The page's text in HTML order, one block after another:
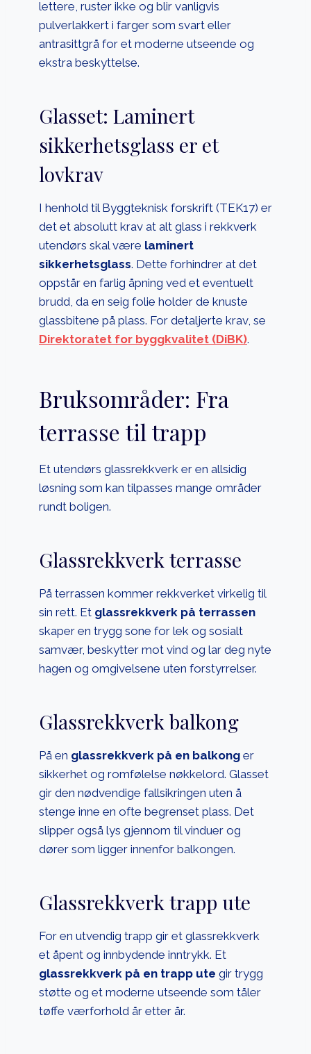
lettere, ruster ikke og blir vanligvis
pulverlakkert i farger som svart eller
antrasittgrå for et moderne utseende og
ekstra beskyttelse.
Glasset: Laminert
sikkerhetsglass er et
lovkrav
I henhold til Byggteknisk forskrift (TEK17) er
det et absolutt krav at alt glass i rekkverk
utendørs skal være laminert
sikkerhetsglass. Dette forhindrer at det
oppstår en farlig åpning ved et eventuelt
brudd, da en seig folie holder de knuste
glassbitene på plass. For detaljerte krav, se
Direktoratet for byggkvalitet (DiBK).
Bruksområder: Fra
terrasse til trapp
Et utendørs glassrekkverk er en allsidig
løsning som kan tilpasses mange områder
rundt boligen.
Glassrekkverk terrasse
På terrassen kommer rekkverket virkelig til
sin rett. Et glassrekkverk på terrassen
skaper en trygg sone for lek og sosialt
samvær, beskytter mot vind og lar deg nyte
hagen og omgivelsene uten forstyrrelser.
Glassrekkverk balkong
På en glassrekkverk på en balkong er
sikkerhet og romfølelse nøkkelord. Glasset
gir den nødvendige fallsikringen uten å
stenge inne en ofte begrenset plass. Det
slipper også lys gjennom til vinduer og
dører som ligger innenfor balkongen.
Glassrekkverk trapp ute
For en utvendig trapp gir et glassrekkverk
et åpent og innbydende inntrykk. Et
glassrekkverk på en trapp ute gir trygg
støtte og et moderne utseende som tåler
tøffe værforhold år etter år.